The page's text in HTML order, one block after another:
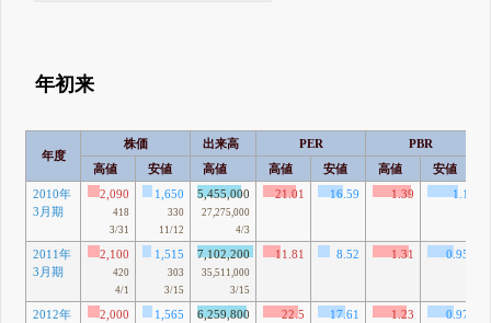
年初来
年度
株価 出来高 PER
PBR
高値
安値 高値 高値 安値 高値 安値
2010年
3月期
2,090
418
3/31
1,650
330
11/12
5,455,000
27,275,000
4/3
21.01 16.59 1.39
1.1
2011年
3月期
2,100
420
4/1
1,515
303
3/15
7,102,200
35,511,000
3/15
11.81 8.52 1.31
0.95
2012年
2,000 1,565 6,259,800 22.5 17.61 1.23 0.97